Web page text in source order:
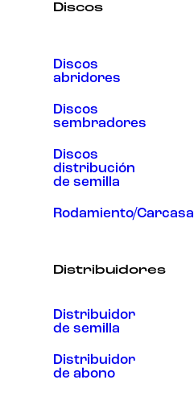
Discos
Discos
abridores
Discos
sembradores
Discos
distribución
de semilla
Rodamiento/Carcasa
Distribuidores
Distribuidor
de semilla
Distribuidor
de abono